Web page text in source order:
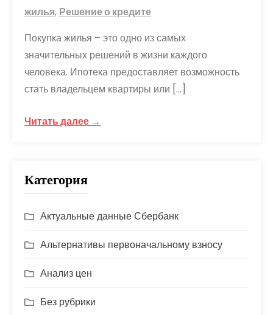
жилья, Решение о кредите
Покупка жилья – это одно из самых
значительных решений в жизни каждого
человека. Ипотека предоставляет возможность
стать владельцем квартиры или […]
Читать далее →
Категория
Актуальные данные Сбербанк
Альтернативы первоначальному взносу
Анализ цен
Без рубрики